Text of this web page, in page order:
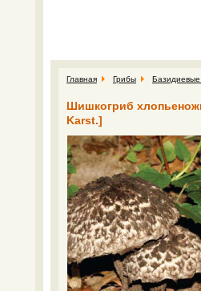
Главная Грибы
Шишкогриб
Karst.]